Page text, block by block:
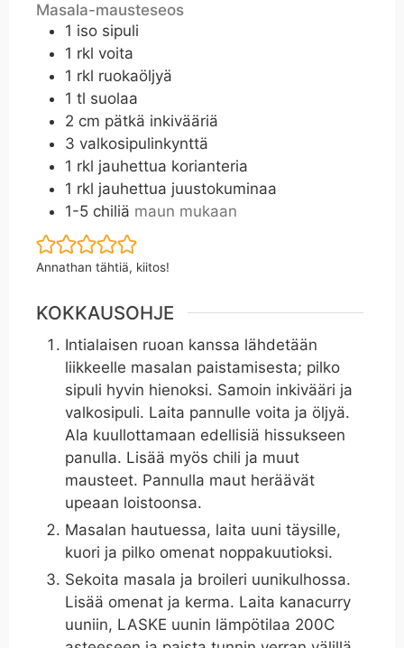
Masala-mausteseos
1 iso sipuli
1 rkl voita
1 rkl ruokaöljyä
1 tl suolaa
2 cm pätkä inkivääriä
3 valkosipulinkynttä
1 rkl jauhettua korianteria
1 rkl jauhettua juustokuminaa
1-5 chiliä maun mukaan
Annathan tähtiä, kiitos!
KOKKAUSOHJE
Intialaisen ruoan kanssa lähdetään
liikkeelle masalan paistamisesta; pilko
sipuli hyvin hienoksi. Samoin inkivääri ja
valkosipuli. Laita pannulle voita ja öljyä.
Ala kuullottamaan edellisiä hissukseen
panulla. Lisää myös chili ja muut
mausteet. Pannulla maut heräävät
upeaan loistoonsa.
Masalan hautuessa, laita uuni täysille,
kuori ja pilko omenat noppakuutioksi.
Sekoita masala ja broileri uunikulhossa.
Lisää omenat ja kerma. Laita kanacurry
uuniin, LASKE uunin lämpötilaa 200C